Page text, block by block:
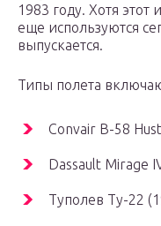
1983 году. Хотя этот
еще используются
выпускается.
Типы полета
Convair B-58
Dassault Mirage
Туполев Ту-22